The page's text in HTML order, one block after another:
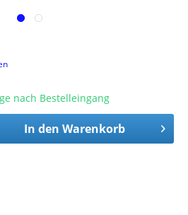
nach Bestelleingang
In den Warenkorb